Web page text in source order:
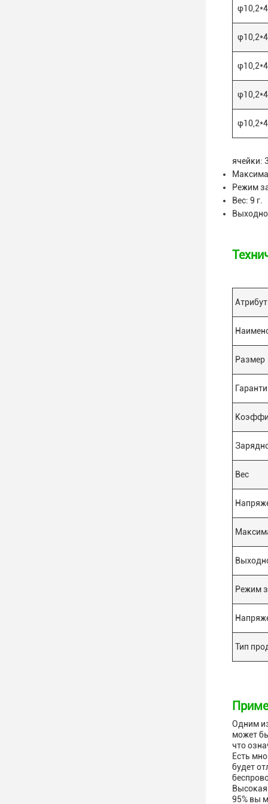
ячейки:
Режим
Вес: 9 г.
Размер
Вес
Режим
Тип
Одним
может
что
Есть
будет
95% вы